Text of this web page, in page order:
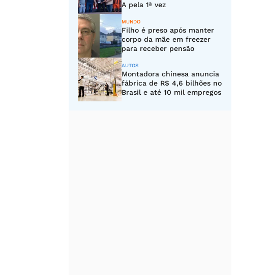
A pela 1ª vez
MUNDO
Filho é preso após manter
corpo da mãe em freezer
para receber pensão
AUTOS
Montadora chinesa anuncia
fábrica de R$ 4,6 bilhões no
Brasil e até 10 mil empregos